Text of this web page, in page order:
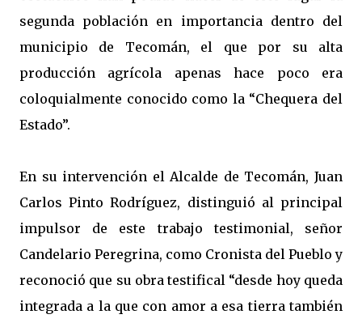
segunda población en importancia dentro del
municipio de Tecomán, el que por su alta
producción agrícola apenas hace poco era
coloquialmente conocido como la “Chequera del
Estado”.
En su intervención el Alcalde de Tecomán, Juan
Carlos Pinto Rodríguez, distinguió al principal
impulsor de este trabajo testimonial, señor
Candelario Peregrina, como Cronista del Pueblo y
reconoció que su obra testifical “desde hoy queda
integrada a la que con amor a esa tierra también